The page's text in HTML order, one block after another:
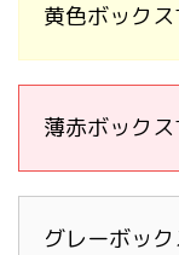
黄色ボック
薄赤ボック
グレーボッ